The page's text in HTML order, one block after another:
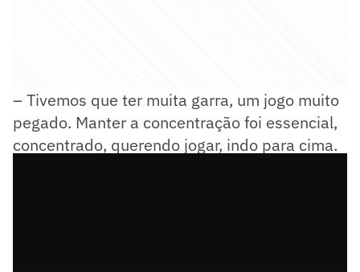
– Tivemos que ter muita garra, um jogo muito
pegado. Manter a concentração foi essencial,
concentrado, querendo jogar, indo para cima.